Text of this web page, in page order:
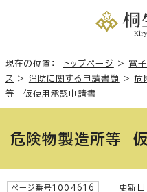
現在の位置： トップページ > 電
ス
> 消防に関する申請書類 >危
等 仮使用承認申請書
危険物製造所等
ページ番号1004616 更新日